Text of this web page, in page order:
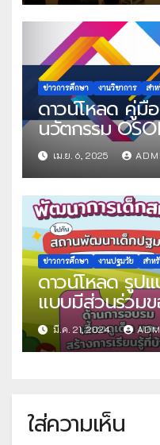
ข่าวการศึกษา งานวิชาการ สำ
ดาวน์โหลด คู่มื
นวัตกรรม
Innovation)
เม.ย. 6, 2025
ข่าวการศึกษา งานปฐมวัย สำห
ดาวน์โหลด รูป
แบบมีส่วนร่วม
ปฐมวัยในประเ
พ่อแม่ ผู้ปกครอ
กระทรวงศึกษาธิ
มี.ค. 21, 2024
ใส่ความเห็น